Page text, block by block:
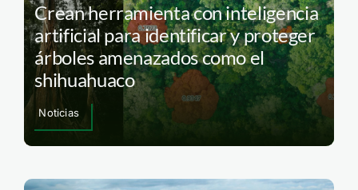
Crean herramienta con inteligencia
artificial para identificar y proteger
árboles amenazados como el
shihuahuaco
Noticias